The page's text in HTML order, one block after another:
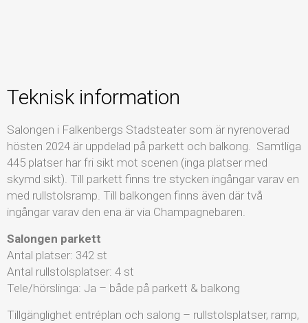
Teknisk information
Salongen i Falkenbergs Stadsteater som är nyrenoverad
hösten 2024 är uppdelad på parkett och balkong. Samtliga
445 platser har fri sikt mot scenen (inga platser med
skymd sikt). Till parkett finns tre stycken ingångar varav en
med rullstolsramp. Till balkongen finns även där två
ingångar varav den ena är via Champagnebaren.
Salongen parkett
Antal platser: 342 st
Antal rullstolsplatser: 4 st
Tele/hörslinga: Ja – både på parkett & balkong
Tillgänglighet entréplan och salong – rullstolsplatser, ramp,